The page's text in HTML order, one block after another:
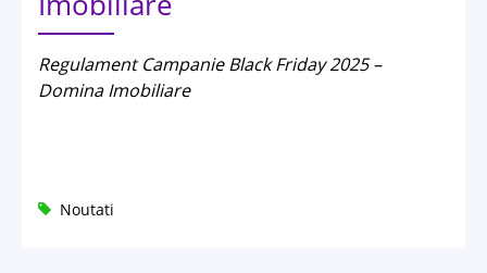
Regulament Campanie Black Friday 2025 –
Domina Imobiliare
Noutati